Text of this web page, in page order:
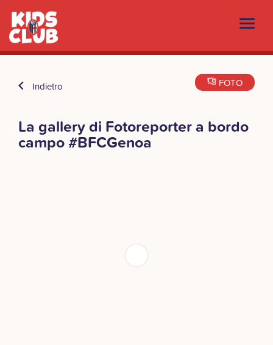
Indietro FOTO
La gallery di Fotoreporter a bordo
campo #BFCGenoa